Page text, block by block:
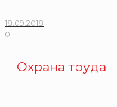
18.09.2018
0
Охрана труда